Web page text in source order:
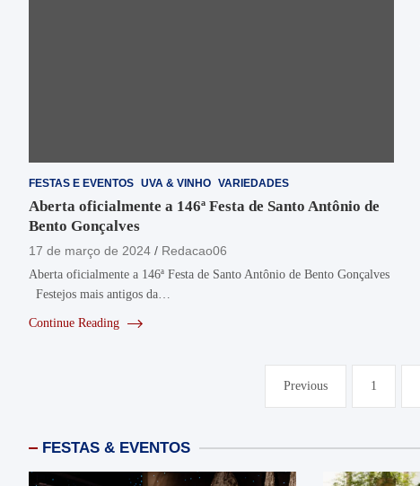
FESTAS E EVENTOS UVA & VINHO VARIEDADES
Aberta oficialmente a 146ª Festa de Santo Antônio de
Bento Gonçalves
17 de março de 2024 Redacao06
Aberta oficialmente a 146ª Festa de Santo Antônio de Bento Gonçalves
Festejos mais antigos da…
Continue Reading
posts
Previous 1
FESTAS & EVENTOS